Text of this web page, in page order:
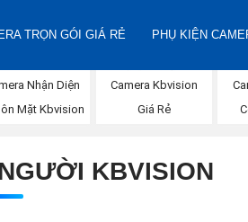
TRỌN GÓI GIÁ RẺ PHỤ KIỆN
Nhận Diện
Mặt Kbvision
Camera Kbvision
Giá Rẻ
KBVISION